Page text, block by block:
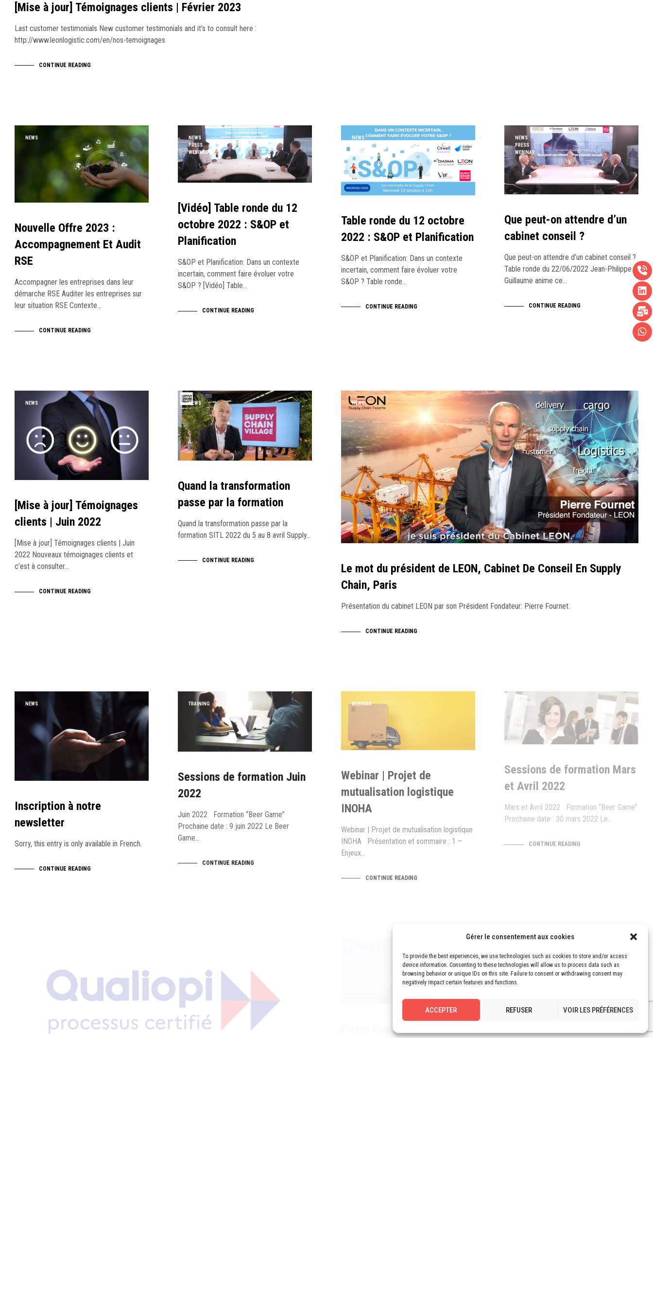
Gérer le consentement aux cookies
To provide the best experiences, we use technologies such as cookies to store and/or access
device information. Consenting to these technologies will allow us to process data such as
browsing behavior or unique IDs on this site. Failure to consent or withdrawing consent may
negatively impact certain features and functions.
ACCEPTER REFUSER VOIR LES PRÉFÉRENCES
[Mise à jour] Témoignages clients | Février 2023
Last customer testimonials New customer testimonials and it’s to consult here :
http://www.leonlogistic.com/en/nos-temoignages
CONTINUE READING
NEWS
Nouvelle Offre 2023 :
Accompagnement Et Audit
RSE
Accompagner les entreprises dans leur
démarche RSE Auditer les entreprises sur
leur situation RSE Contexte…
CONTINUE READING
NEWS
PRESS
WEBINAR
[Vidéo] Table ronde du 12
octobre 2022 : S&OP et
Planification
S&OP et Planification: Dans un contexte
incertain, comment faire évoluer votre
S&OP ? [Vidéo] Table…
CONTINUE READING
NEWS
WEBINAR
Table ronde du 12 octobre
2022 : S&OP et Planification
S&OP et Planification: Dans un contexte
incertain, comment faire évoluer votre
S&OP ? Table ronde…
CONTINUE READING
NEWS
PRESS
WEBINAR
Que peut-on attendre d’un
cabinet conseil ?
Que peut-on attendre d’un cabinet conseil ?
Table ronde du 22/06/2022 Jean-Philippe
Guillaume anime ce…
CONTINUE READING
NEWS
[Mise à jour] Témoignages
clients | Juin 2022
[Mise à jour] Témoignages clients | Juin
2022 Nouveaux témoignages clients et
c’est à consulter…
CONTINUE READING
NEWS
Quand la transformation
passe par la formation
Quand la transformation passe par la
formation SITL 2022 du 5 au 8 avril Supply…
CONTINUE READING
NEWS
Le mot du président de LEON, Cabinet De Conseil En Supply
Chain, Paris
Présentation du cabinet LEON par son Président Fondateur: Pierre Fournet.
CONTINUE READING
NEWS
Inscription à notre
newsletter
Sorry, this entry is only available in French.
CONTINUE READING
TRAINING
Sessions de formation Juin
2022
Juin 2022 Formation “Beer Game”
Prochaine date : 9 juin 2022 Le Beer
Game…
CONTINUE READING
WEBINAR
Webinar | Projet de
mutualisation logistique
INOHA
Webinar | Projet de mutualisation logistique
INOHA Présentation et sommaire : 1 –
Enjeux…
CONTINUE READING
TRAINING
Sessions de formation Mars
et Avril 2022
Mars et Avril 2022 Formation “Beer Game”
Prochaine date : 30 mars 2022 Le…
CONTINUE READING
Pierre Fournet’s interview by
Vous voulez tout savoir sur